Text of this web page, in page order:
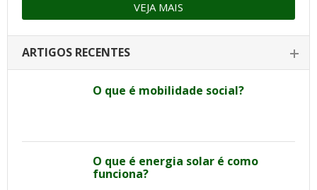
VEJA MAIS
ARTIGOS RECENTES
O que é mobilidade social?
O que é energia solar é como
funciona?